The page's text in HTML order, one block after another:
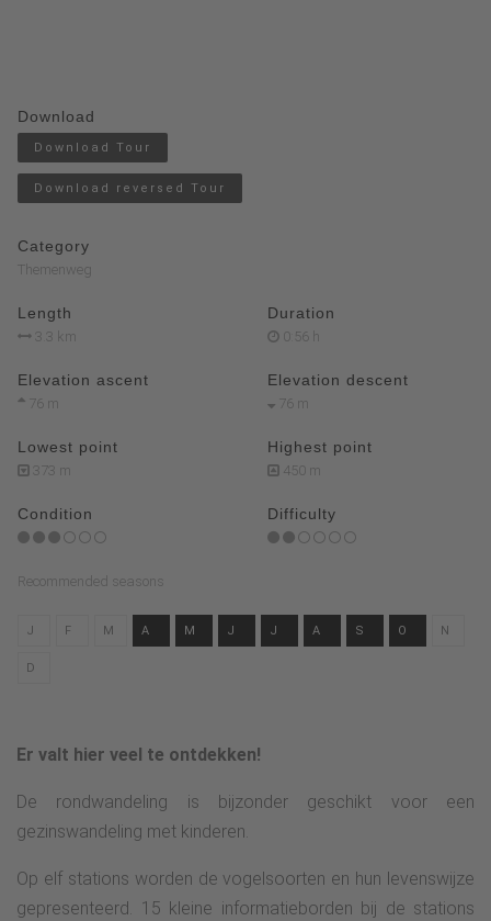
Download
Download Tour
Download reversed Tour
Category
Themenweg
Length
3.3 km
Duration
0:56 h
Elevation ascent
76 m
Elevation descent
76 m
Lowest point
373 m
Highest point
450 m
Condition Difficulty
Recommended seasons
J F M A M J J A S O N
D
Er valt hier veel te ontdekken!
De rondwandeling is bijzonder geschikt voor een
gezinswandeling met kinderen.
Op elf stations worden de vogelsoorten en hun levenswijze
gepresenteerd. 15 kleine informatieborden bij de stations